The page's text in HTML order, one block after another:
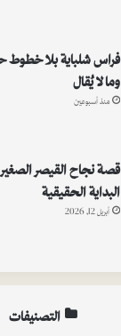
فراس شلباية بلا
وما لا يُقال
منذ أسبوعين
قصة نجاح القيصر
البداية الحقيقية
أبريل 12, 2026
التصنيفات